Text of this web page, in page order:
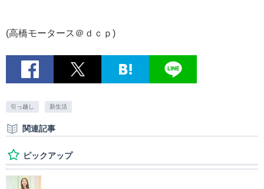
(高橋モータース＠ｄｃｐ)
引っ越し 新生活
関連記事
ピックアップ